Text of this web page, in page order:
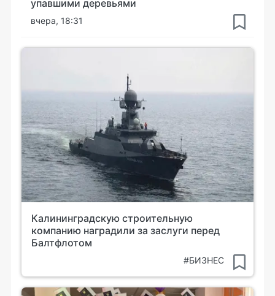
упавшими деревьями
вчера, 18:31
Калининградскую строительную
компанию наградили за заслуги перед
Балтфлотом
#БИЗНЕС